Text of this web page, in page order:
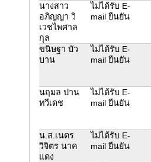
นางสาว
อภิญญา วิ
เวชไพศาล
กุล
ไม่ได้รับ E-
mail ยืนยัน
ขนิษฐา บัว
บาน
ไม่ได้รับ E-
mail ยืนยัน
นฤมล ปาน
ทวีเดช
ไม่ได้รับ E-
mail ยืนยัน
น.ส.เนตร
วิจิตร นาค
แดง
ไม่ได้รับ E-
mail ยืนยัน